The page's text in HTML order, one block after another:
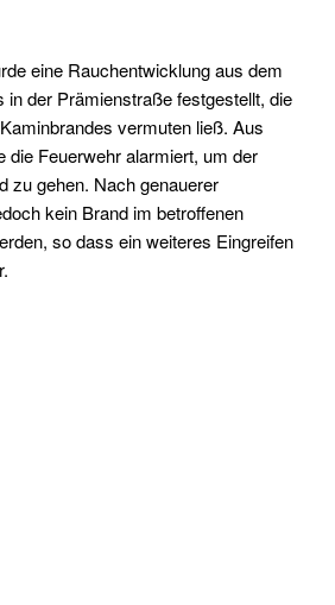
eine Rauchentwicklung aus dem
in der Prämienstraße festgestellt, die
vermuten ließ. Aus
die Feuerwehr alarmiert, um der
zu gehen. Nach genauerer
kein Brand im betroffenen
so dass ein weiteres Eingreifen